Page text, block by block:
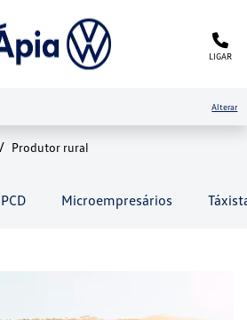
LIGAR
Alterar
Produtor rural
PCD Microempresários